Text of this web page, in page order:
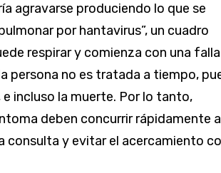
agravarse produciendo lo que se
por hantavirus”, un cuadro
respirar y comienza con una falla
persona no es tratada a tiempo,
incluso la muerte. Por lo tanto,
deben concurrir rápidamente
consulta y evitar el acercamiento